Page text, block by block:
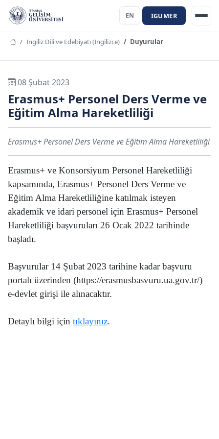
EN IGUMER
İngiliz Dili ve Edebiyatı (İngilizce) Duyurular
08 Şubat 2023
Erasmus+ Personel Ders Verme ve
Eğitim Alma Hareketliliği
Erasmus+ Personel Ders Verme ve Eğitim Alma Hareketliliği
Erasmus+ ve Konsorsiyum Personel Hareketliliği
kapsamında, Erasmus+ Personel Ders Verme ve
Eğitim Alma Hareketliliğine katılmak isteyen
akademik ve idari personel için Erasmus+ Personel
Hareketliliği başvuruları 26 Ocak 2022 tarihinde
başladı.
Başvurular 14 Şubat 2023 tarihine kadar başvuru
portalı üzerinden (https://erasmusbasvuru.ua.gov.tr/)
e-devlet girişi ile alınacaktır.
Detaylı bilgi için tıklayınız.